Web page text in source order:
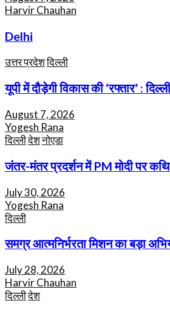
Harvir Chauhan
Delhi
उत्तर प्रदेशदिल्ली
यूपी में दौड़ेगी विकास की ‘रफ्तार’ :
August 7, 2026
Yogesh Rana
दिल्लीदेशनोएडा
जंतर-मंतर प्रदर्शन में PM मोदी पर
July 30, 2026
Yogesh Rana
दिल्ली
समग्र आत्मनिर्भरता मिशन का बड़ा
July 28, 2026
Harvir Chauhan
दिल्लीदेश